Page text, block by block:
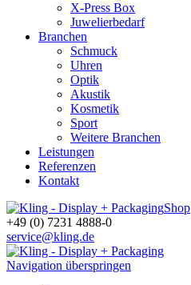
X-Press Box
Juwelierbedarf
Branchen
Schmuck
Uhren
Optik
Akustik
Kosmetik
Sport
Weitere Branchen
Leistungen
Referenzen
Kontakt
Shop
+49 (0) 7231 4888-0
service@kling.de
Navigation überspringen